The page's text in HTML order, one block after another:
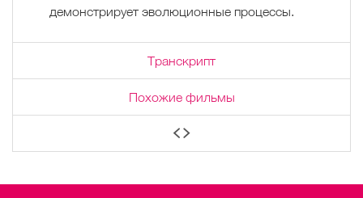
демонстрирует эволюционные процессы.
Транскрипт
Похожие фильмы